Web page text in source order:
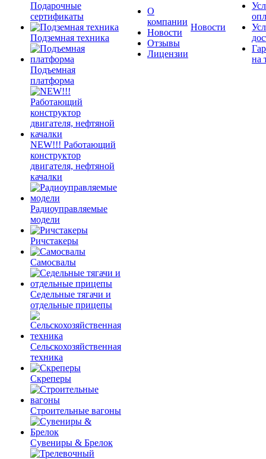
Подарочные
сертификаты
Подземная техника
Подъемная
платформа
NEW!!! Работающий
конструктор
двигателя, нефтяной
качалки
Радиоуправляемые
модели
Ричстакеры
Самосвалы
Седельные тягачи и
отдельные прицепы
Сельскохозяйственная
техника
Скреперы
Строительные вагоны
Сувениры & Брелок
О
компании
Новости
Отзывы
Лицензии
Новости
на